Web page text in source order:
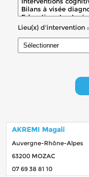
Lieu(x) d'intervention :
AKREMI Magali
Auvergne-Rhône-Alpes
63200 MOZAC
07 69 38 81 10